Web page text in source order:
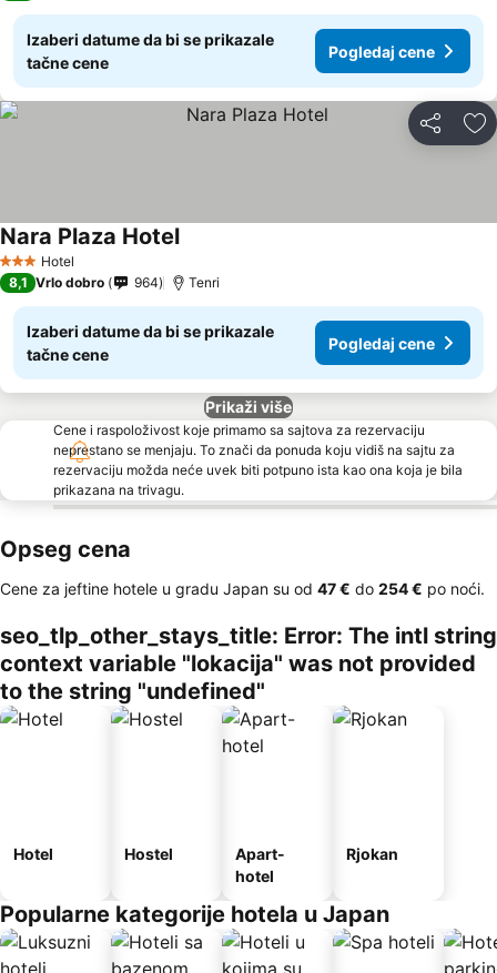
Izaberi datume da bi se prikazale
tačne cene
Pogledaj cene
Deli
3 Zvezdice
Hotel
Nara Plaza Hotel
8,1 Vrlo dobro 964 Tenri
Izaberi datume da bi se prikazale
tačne cene
Pogledaj cene
Prikaži više
Cene i raspoloživost koje primamo sa sajtova za rezervaciju
neprestano se menjaju. To znači da ponuda koju vidiš na sajtu za
rezervaciju možda neće uvek biti potpuno ista kao ona koja je bila
prikazana na trivagu.
Opseg cena
Cene za jeftine hotele u gradu Japan su od ‎47 € do ‎254 € po noći.
seo_tlp_other_stays_title: Error: The intl string
context variable "lokacija" was not provided
to the string "undefined"
Hotel Hostel
Apart-
hotel
Rjokan
Popularne kategorije hotela u Japan